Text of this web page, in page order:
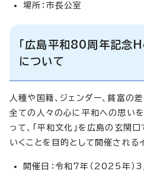
場所：市長公室
「広島平和80周年記
について
人種や国籍、ジェンダー、貧富の
全ての人々の心に平和への思い
って、「平和文化」を広島の玄関
いくことを目的として開催されるイ
開催日：令和7年（2025年）3